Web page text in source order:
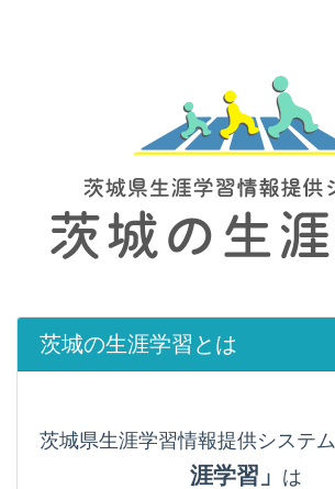
茨城の生涯学習とは
茨城県生涯学習情報提供システム
涯学習」 は